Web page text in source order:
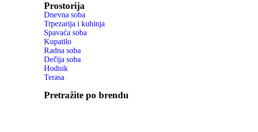
Prostorija
Dnevna soba
Trpezarija i kuhinja
Spavaća soba
Kupatilo
Radna soba
Dečija soba
Hodnik
Terasa
Pretražite po brendu